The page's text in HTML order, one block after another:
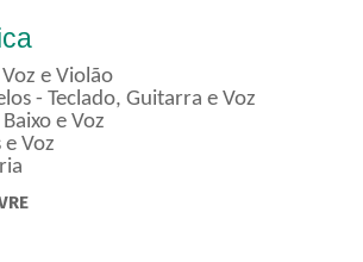
e Violão
- Teclado, Guitarra e Voz
e Voz
e Voz